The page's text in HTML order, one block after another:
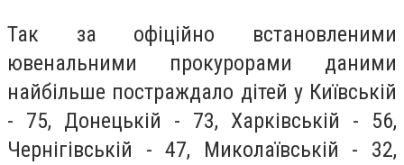
Так за офіційно встановленими
ювенальними прокурорами даними
найбільше постраждало дітей у Київській
- 75, Донецькій - 73, Харківській - 56,
Чернігівській - 47, Миколаївській - 32,